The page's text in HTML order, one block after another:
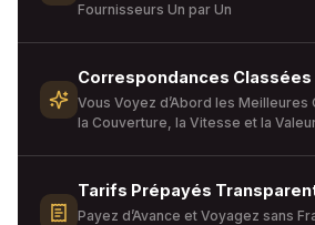
Fournisseurs Un par Un
Correspondances Classées
Vous Voyez d’Abord les
la Couverture, la Vitesse et la
Tarifs Prépayés
Payez d’Avance et Voyagez sans